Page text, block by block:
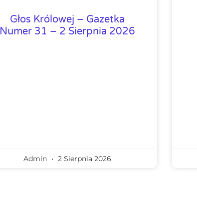
Głos Królowej – Gazetka
Numer 31 – 2 Sierpnia 2026
Admin 2 Sierpnia 2026